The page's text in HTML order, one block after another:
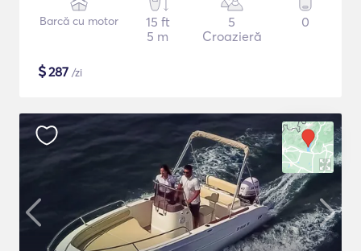
Barcă cu motor
15 ft
5 m
5
Croazieră
0
$287 /zi